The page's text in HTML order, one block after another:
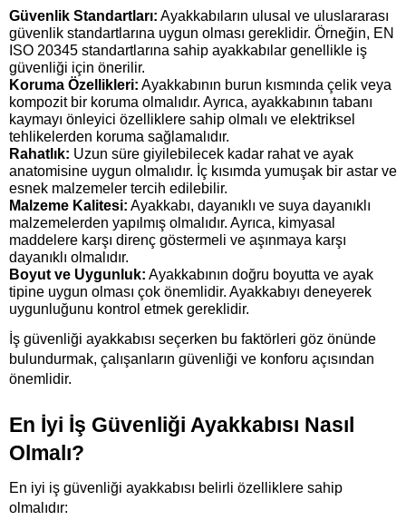
Güvenlik Standartları: Ayakkabıların ulusal ve uluslararası
güvenlik standartlarına uygun olması gereklidir. Örneğin, EN
ISO 20345 standartlarına sahip ayakkabılar genellikle iş
güvenliği için önerilir.
Koruma Özellikleri: Ayakkabının burun kısmında çelik veya
kompozit bir koruma olmalıdır. Ayrıca, ayakkabının tabanı
kaymayı önleyici özelliklere sahip olmalı ve elektriksel
tehlikelerden koruma sağlamalıdır.
Rahatlık: Uzun süre giyilebilecek kadar rahat ve ayak
anatomisine uygun olmalıdır. İç kısımda yumuşak bir astar ve
esnek malzemeler tercih edilebilir.
Malzeme Kalitesi: Ayakkabı, dayanıklı ve suya dayanıklı
malzemelerden yapılmış olmalıdır. Ayrıca, kimyasal
maddelere karşı direnç göstermeli ve aşınmaya karşı
dayanıklı olmalıdır.
Boyut ve Uygunluk: Ayakkabının doğru boyutta ve ayak
tipine uygun olması çok önemlidir. Ayakkabıyı deneyerek
uygunluğunu kontrol etmek gereklidir.
İş güvenliği ayakkabısı seçerken bu faktörleri göz önünde
bulundurmak, çalışanların güvenliği ve konforu açısından
önemlidir.
En İyi İş Güvenliği Ayakkabısı Nasıl
Olmalı?
En iyi iş güvenliği ayakkabısı belirli özelliklere sahip
olmalıdır: